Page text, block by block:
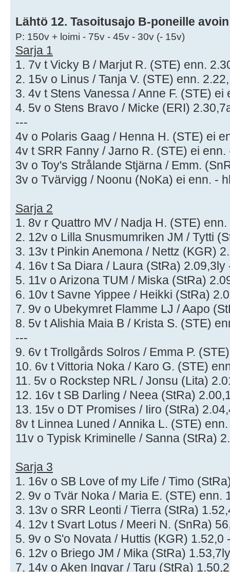
Lähtö 12. Tasoitusajo B-poneille
P: 150v + loimi - 75v - 45v - 30v (- 15v)
Sarja 1
1. 7v t Vicky B / Marjut R. (STE) enn.
2. 15v o Linus / Tanja V. (STE) enn.
3. 4v t Stens Vanessa / Anne F. (STE) ei
4. 5v o Stens Bravo / Micke (ERI)
---
4v o Polaris Gaag / Henna H. (STE) ei
4v t SRR Fanny / Jarno R. (STE) ei enn.
3v o Toy's Strålande Stjärna / Emm.
3v o Tvärvigg / Noonu (NoKa) ei enn. -
Sarja 2
1. 8v r Quattro MV / Nadja H. (STE)
2. 12v o Lilla Snusmumriken JM / Tytti
3. 13v t Pinkin Anemona / Nettz (KGR)
4. 16v t Sa Diara / Laura (StRa) 2.09,3ly
5. 11v o Arizona TUM / Miska (StRa)
6. 10v t Savne Yippee / Heikki (StRa)
7. 9v o Ubekymret Flamme LJ / Aapo
8. 5v t Alishia Maia B / Krista S. (STE)
---
9. 6v t Trollgårds Solros / Emma P.
10. 6v t Vittoria Noka / Karo G. (STE)
11. 5v o Rockstep NRL / Jonsu (Lita)
12. 16v t SB Darling / Neea (StRa)
13. 15v o DT Promises / Iiro (StRa)
8v t Linnea Luned / Annika L. (STE)
11v o Typisk Kriminelle / Sanna (StRa)
Sarja 3
1. 16v o SB Love of my Life / Timo
2. 9v o Tvär Noka / Maria E. (STE) enn.
3. 13v o SRR Leonti / Tierra (StRa)
4. 12v t Svart Lotus / Meeri N. (SnRa)
5. 9v o S'o Novata / Huttis (KGR) 1.52,0
6. 12v o Briego JM / Mika (StRa)
7. 14v o Aken Ingvar / Taru (StRa)